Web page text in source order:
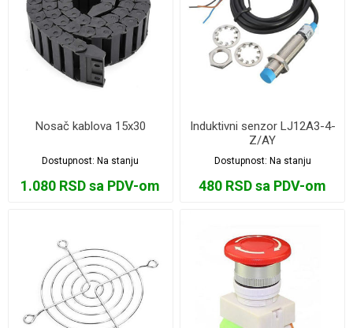
Nosač kablova 15x30
Dostupnost:Na stanju
1.080 RSD sa PDV-om
Induktivni senzor LJ12A3-4-
Z/AY
Dostupnost: Na stanju
480 RSD sa PDV-om